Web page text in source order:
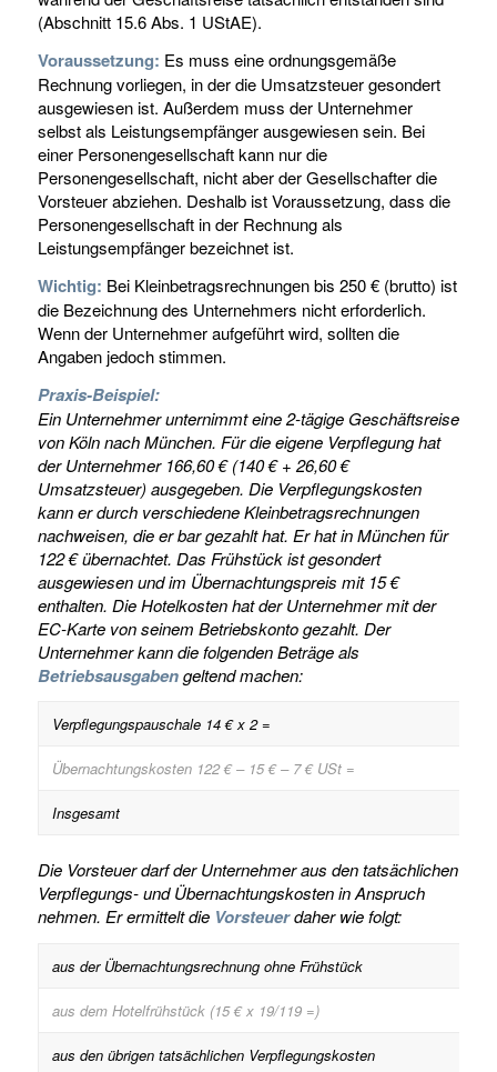
(Abschnitt 15.6 Abs. 1 UStAE).
Voraussetzung: Es muss eine ordnungsgemäße
Rechnung vorliegen, in der die Umsatzsteuer gesondert
ausgewiesen ist. Außerdem muss der Unternehmer
selbst als Leistungsempfänger ausgewiesen sein. Bei
einer Personengesellschaft kann nur die
Personengesellschaft, nicht aber der Gesellschafter die
Vorsteuer abziehen. Deshalb ist Voraussetzung, dass die
Personengesellschaft in der Rechnung als
Leistungsempfänger bezeichnet ist.
Wichtig: Bei Kleinbetragsrechnungen bis 250 € (brutto) ist
die Bezeichnung des Unternehmers nicht erforderlich.
Wenn der Unternehmer aufgeführt wird, sollten die
Angaben jedoch stimmen.
Praxis-Beispiel:
Ein Unternehmer unternimmt eine 2-tägige Geschäftsreise
von Köln nach München. Für die eigene Verpflegung hat
der Unternehmer 166,60 € (140 € + 26,60 €
Umsatzsteuer) ausgegeben. Die Verpflegungskosten
kann er durch verschiedene Kleinbetragsrechnungen
nachweisen, die er bar gezahlt hat. Er hat in München für
122 € übernachtet. Das Frühstück ist gesondert
ausgewiesen und im Übernachtungspreis mit 15 €
enthalten. Die Hotelkosten hat der Unternehmer mit der
EC-Karte von seinem Betriebskonto gezahlt. Der
Unternehmer kann die folgenden Beträge als
Betriebsausgabengeltend machen:
Verpflegungspauschale 14 € x 2 =
Übernachtungskosten 122 € – 15 € – 7 € USt =
Insgesamt
Die Vorsteuer darf der Unternehmer aus den tatsächlichen
Verpflegungs- und Übernachtungskosten in Anspruch
nehmen. Er ermittelt die Vorsteuerdaher wie folgt:
aus der Übernachtungsrechnung ohne Frühstück
aus dem Hotelfrühstück (15 € x 19/119 =)
aus den übrigen tatsächlichen Verpflegungskosten